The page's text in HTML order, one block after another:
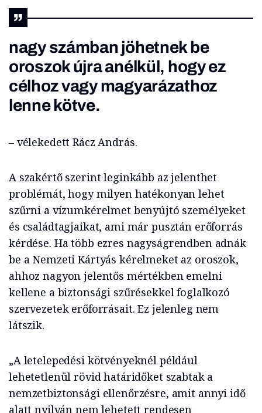
nagy számban jöhetnek be
oroszok újra anélkül, hogy ez
célhoz vagy magyarázathoz
lenne kötve.
– vélekedett Rácz András.
A szakértő szerint leginkább az jelenthet
problémát, hogy milyen hatékonyan lehet
szűrni a vízumkérelmet benyújtó személyeket
és családtagjaikat, ami már pusztán erőforrás
kérdése. Ha több ezres nagyságrendben adnák
be a Nemzeti Kártyás kérelmeket az oroszok,
ahhoz nagyon jelentős mértékben emelni
kellene a biztonsági szűrésekkel foglalkozó
szervezetek erőforrásait. Ez jelenleg nem
látszik.
„A letelepedési kötvényeknél például
lehetetlenül rövid határidőket szabtak a
nemzetbiztonsági ellenőrzésre, amit annyi idő
alatt nyilván nem lehetett rendesen